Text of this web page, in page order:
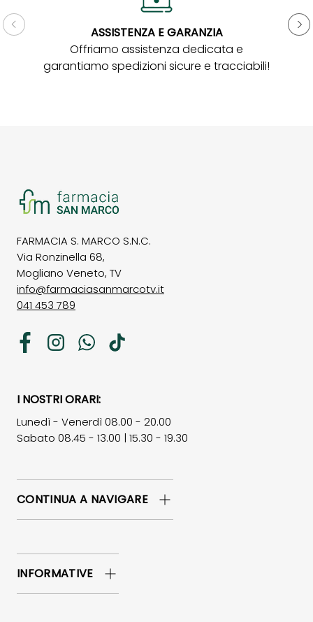
ASSISTENZA E GARANZIA
Offriamo assistenza dedicata e
garantiamo spedizioni sicure e tracciabili!
FARMACIA S. MARCO S.N.C.
Via Ronzinella 68,
Mogliano Veneto, TV
info@farmaciasanmarcotv.it
041 453 789
FacebookInstagramWhatsApp
TikTok
I NOSTRI ORARI:
Lunedì - Venerdì 08.00 - 20.00
Sabato 08.45 - 13.00 | 15.30 - 19.30
CONTINUA A NAVIGARE
INFORMATIVE